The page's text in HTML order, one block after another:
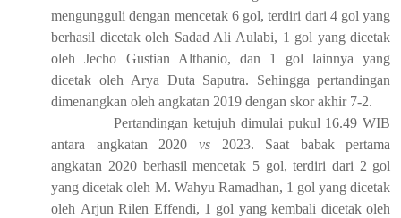
mengungguli dengan mencetak 6gol, terdiri dari 4 gol yang
berhasil dicetakoleh Sadad Ali Aulabi, 1 gol yang dicetak
olehJecho Gustian Althanio, dan 1 gol lainnya yang
dicetak oleh Arya Duta Saputra. Sehinggapertandingan
dimenangkan olehangkatan 2019 dengan skorakhir7-2.
Pertandingan ketujuh dimulai pukul 16.49 WIB
antara
angkatan 2020 vs2023. Saat babak pertama
angkatan 2020 berhasil mencetak 5gol, terdiri dari 2 gol
yang dicetakoleh M. Wahyu Ramadhan, 1 gol yang dicetak
oleh Arjun Rilen Effendi, 1 gol yang kembali dicetak oleh